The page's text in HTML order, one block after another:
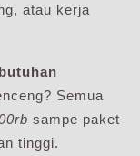
atau kerja
Semua
sampe paket
tinggi.